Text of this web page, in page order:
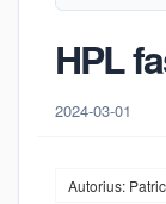
HPL
2024-03-01
Autorius: